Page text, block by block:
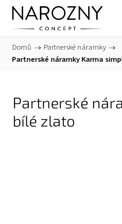
Domů / Partnerské náramky /
Partnerské náramky Karma
Partnerské
bílé zlato